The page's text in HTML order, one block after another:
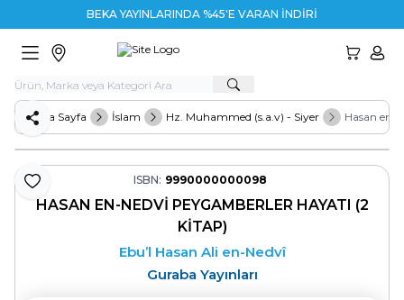
BEKA YAYINLARINDA %45'E VARAN İNDİRİM
Ana Sayfa İslam Hz. Muhammed (s.a.v) - Siyer Hasan en-
Favoriye Ekle
Paylaş
ISBN: 9990000000098
HASAN EN-NEDVI PEYGAMBERLER HAYATI (2
KITAP)
Ebu’l Hasan Ali en-Nedvî
Guraba Yayınları